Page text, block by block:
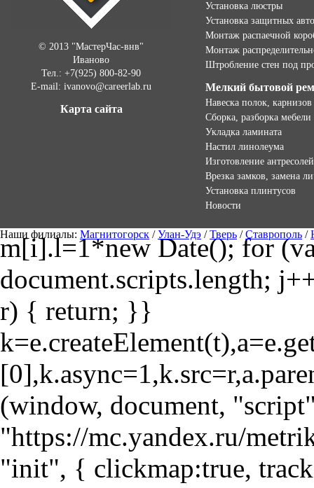
© 2013 "МастерЧас-внв"
Иваново
Тел.: +7(925) 800-82-90
E-mail: ivanovo@careerlab.ru
Карта сайта
Установка люстры
Установка защитных
Монтаж распаечной
Монтаж
Штробление стен под
Мелкий бытовой
Навеска полок, карнизов
Сборка, разборка мебели
Укладка ламината
Настил линолеума
Изготовление антресолей
Врезка замков, замена
Установка плинтусов
Новости
Наши филиалы: Магнитогорск /Улан-Удэ /Тверь /Ставрополь /
m[i].l=1*new Date(); for
document.scripts.length;
r) { return; }}
(window, document,
"https://mc.yandex.ru/
"init", { clickmap:true,